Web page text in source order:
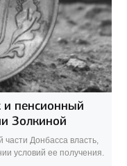
и пенсионный
Золкиной
части Донбасса власть,
условий ее получения.